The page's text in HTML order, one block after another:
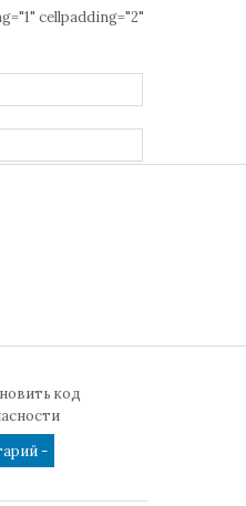
cellpadding="2"